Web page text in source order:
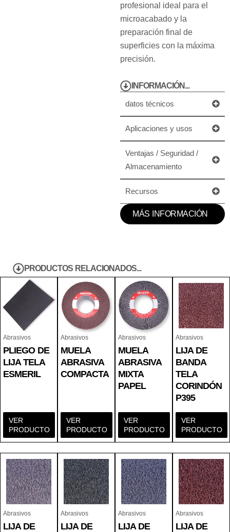
profesional ideal para el
microacabado y la
preparación final de
superficies con la máxima
precisión.
INFORMACIÓN...
datos técnicos
Aplicaciones y usos
Ventajas / Seguridad /
Almacenamiento
Recursos
MÁS INFORMACIÓN
PRODUCTOS RELACIONADOS...
Abrasivos
PLIEGO DE
LIJA TELA
ESMERIL
VER
PRODUCTO
Abrasivos
MUELA
ABRASIVA
COMPACTA
VER
PRODUCTO
Abrasivos
MUELA
ABRASIVA
MIXTA
PAPEL
VER
PRODUCTO
Abrasivos
LIJA DE
BANDA
TELA
CORINDÓN
P395
VER
PRODUCTO
Abrasivos
LIJA DE
Abrasivos
LIJA DE
Abrasivos
LIJA DE
Abrasivos
LIJA DE